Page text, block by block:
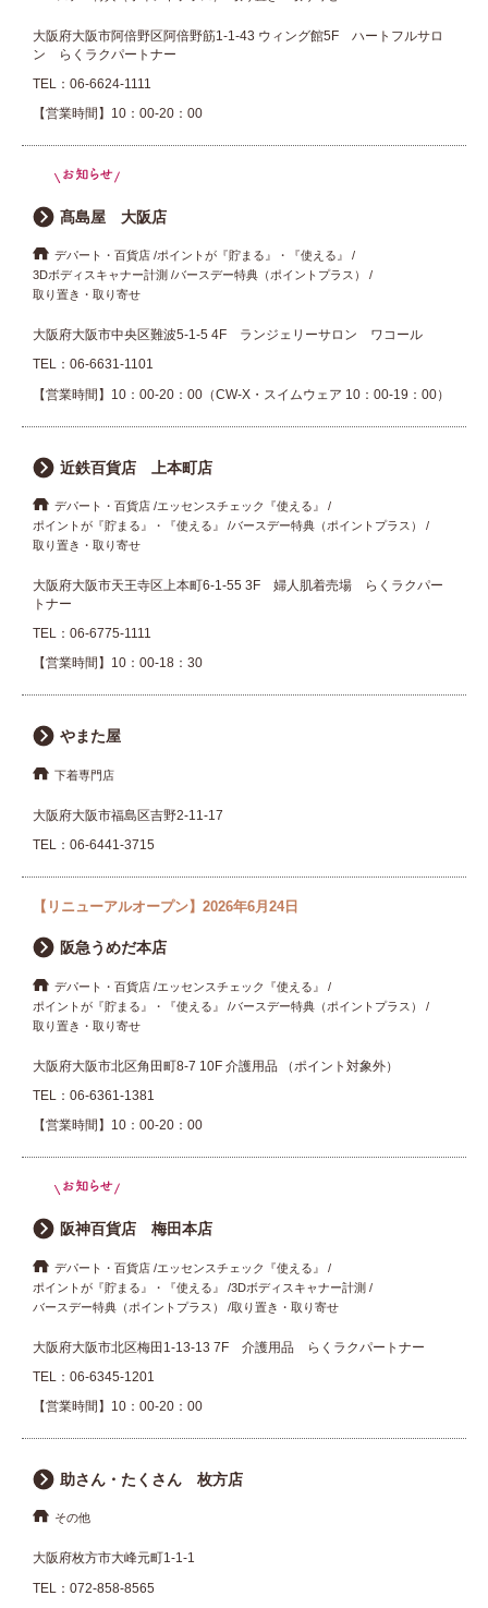
大阪府大阪市阿倍野区阿倍野筋1-1-43 ウィング館5F ハートフルサロ
ン らくラクパートナー
TEL： 06-6624-1111
【営業時間】10：00-20：00
髙島屋 大阪店
デパート・百貨店 ポイントが『貯まる』・『使える』
3Dボディスキャナー計測
バースデー特典（ポイントプラス）
取り置き・取り寄せ
大阪府大阪市中央区難波5-1-5 4F ランジェリーサロン ワコール
TEL： 06-6631-1101
【営業時間】10：00-20：00（CW-X・スイムウェア 10：00-19：00）
近鉄百貨店 上本町店
デパート・百貨店 エッセンスチェック『使える』
ポイントが『貯まる』・『使える』
バースデー特典（ポイントプラス）
取り置き・取り寄せ
大阪府大阪市天王寺区上本町6-1-55 3F 婦人肌着売場 らくラクパー
トナー
TEL： 06-6775-1111
【営業時間】10：00-18：30
やまた屋
下着専門店
大阪府大阪市福島区吉野2-11-17
TEL： 06-6441-3715
【リニューアルオープン】2026年6月24日
阪急うめだ本店
デパート・百貨店 エッセンスチェック『使える』
ポイントが『貯まる』・『使える』
バースデー特典（ポイントプラス）
取り置き・取り寄せ
大阪府大阪市北区角田町8-7 10F 介護用品 （ポイント対象外）
TEL： 06-6361-1381
【営業時間】10：00-20：00
阪神百貨店 梅田本店
デパート・百貨店 エッセンスチェック『使える』
ポイントが『貯まる』・『使える』
3Dボディスキャナー計測
バースデー特典（ポイントプラス）
取り置き・取り寄せ
大阪府大阪市北区梅田1-13-13 7F 介護用品 らくラクパートナー
TEL： 06-6345-1201
【営業時間】10：00-20：00
助さん・たくさん 枚方店
その他
大阪府枚方市大峰元町1-1-1
TEL： 072-858-8565